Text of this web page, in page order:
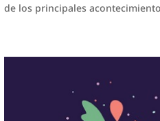
de los principales